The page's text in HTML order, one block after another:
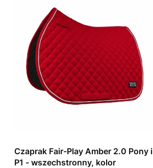
Czaprak Fair-Play Amber 2.0 Pony i
P1 - wszechstronny, kolor